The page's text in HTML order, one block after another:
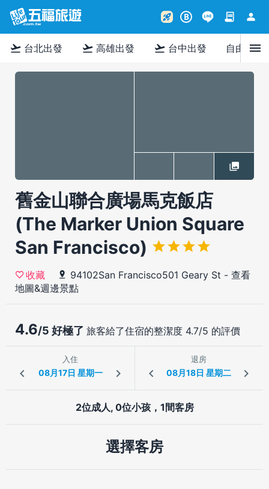
rocket_launch B contract person
flight_takeoff 台北出發 flight_takeoff 高雄出發 flight_takeoff 台中出發 自由行menu
舊金山聯合廣場馬克飯店
(The Marker Union Square
San Francisco)
收藏 94102San Francisco501 Geary St - 查看
地圖&週邊景點
4.6/5 好極了 旅客給了住宿的整潔度 4.7/5 的評價
入住 退房
2位成人, 0位小孩，1間客房
選擇客房